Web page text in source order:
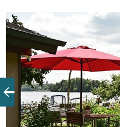
gruppierten Tischen
Das Angebot mit
Gerichten umfasst
weitere
Zusätzlich ist ein
Angebot.